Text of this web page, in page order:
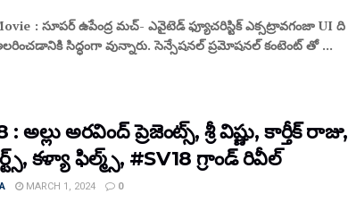
: సూపర్ ఉపేంద్ర మచ్- ఎవైటెడ్ ఫ్యూచరిస్టిక్ ఎక్సట్రావగంజా UI ది
సిద్ధంగా వున్నారు. సెన్సేషనల్ ప్రమోషనల్ కంటెంట్ తో ...
: అల్లు అరవింద్ ప్రెజెంట్స్, శ్రీ విష్ణు, కార్తీక్ రాజు,
కళ్యా ఫిల్మ్స్, #SV18 గ్రాండ్ రివీల్
MARCH 1, 2024 0